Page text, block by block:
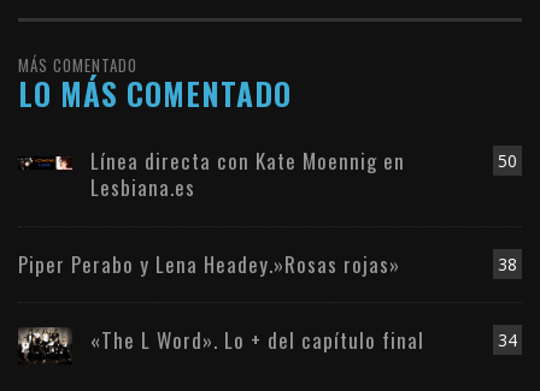
MÁS COMENTADO
LO MÁS COMENTADO
50
Línea directa con Kate Moennig en
Lesbiana.es
38
Piper Perabo y Lena Headey.»Rosas rojas»
34
«The L Word». Lo + del capítulo final